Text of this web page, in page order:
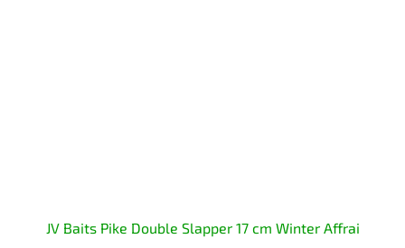
JV Baits Pike Double Slapper 17 cm Winter Affrai